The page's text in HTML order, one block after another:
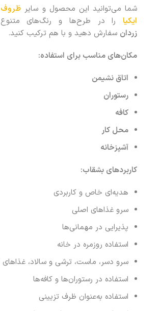
شما می‌توانید این محصول و سایر ظروف
ایکیا را در طرح‌ها و رنگ‌های
زردان سفارش دهید و با هم ترکیب کنید.
مکان‌های مناسب برای استفاده:
اتاق نشیمن
رستوران
کافه
محل کار
آشپزخانه
کاربردهای بشقاب:
هدیه‌ای خاص و کاربردی
سرو غذاهای اصلی
پذیرایی در مهمانی‌ها
استفاده روزمره در خانه
سرو دسر، ماست، ترشی و سالاد، غذاهای
استفاده در رستوران‌ها و کافه‌ها
استفاده به‌عنوان ظرف تزیینی